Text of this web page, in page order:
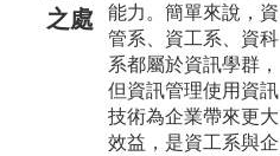
之處
能力。簡單來說，資
管系、資工系、資科
系都屬於資訊學群，
但資訊管理使用資訊
技術為企業帶來更大
效益，是資工系與企